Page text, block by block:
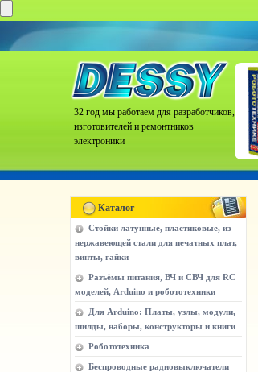
32 год мы работаем для разработчиков,
изготовителей и ремонтников
электроники
Каталог
Стойки латунные, пластиковые, из
нержавеющей стали для печатных плат,
винты, гайки
Разъёмы питания, ВЧ и СВЧ для RC
моделей, Arduino и робототехники
Для Arduino: Платы, узлы, модули,
шилды, наборы, конструкторы и книги
Робототехника
Беспроводные радиовыключатели